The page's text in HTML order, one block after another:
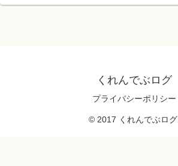
くれんでぶログ
プライバシーポリシー
© 2017 くれんでぶログ.